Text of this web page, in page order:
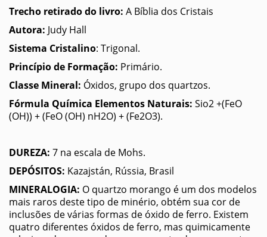
Trecho retirado do livro: A Bíblia dos Cristais
Autora: Judy Hall
Sistema Cristalino: Trigonal.
Princípio de Formação: Primário.
Classe Mineral: Óxidos, grupo dos quartzos.
Fórmula Química Elementos Naturais: Sio2 +(FeO
(OH)) + (FeO (OH) nH2O) + (Fe2O3).
DUREZA: 7 na escala de Mohs.
DEPÓSITOS: Kazajstán, Rússia, Brasil
MINERALOGIA: O quartzo morango é um dos modelos
mais raros deste tipo de minério, obtém sua cor de
inclusões de várias formas de óxido de ferro. Existem
quatro diferentes óxidos de ferro, mas quimicamente